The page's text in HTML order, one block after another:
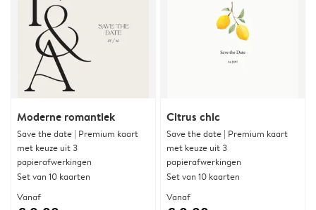
Moderne romantiek
Save the date | Premium kaart
met keuze uit 3
papierafwerkingen
Set van 10 kaarten
Vanaf
Citrus chic
Save the date | Premium kaart
met keuze uit 3
papierafwerkingen
Set van 10 kaarten
Vanaf